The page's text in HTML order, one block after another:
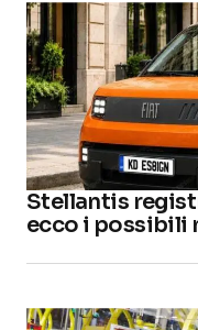
Stellantis
ecco i possibili